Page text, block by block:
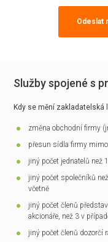
Služby spojené s
Kdy se mění zakladatelská
změna obchodní firmy
přesun sídla firmy
jiný počet jednatelů než
jiný počet společníků
včetně
jiný počet členů
akcionáře, než 3 v
jiný počet členů dozorčí